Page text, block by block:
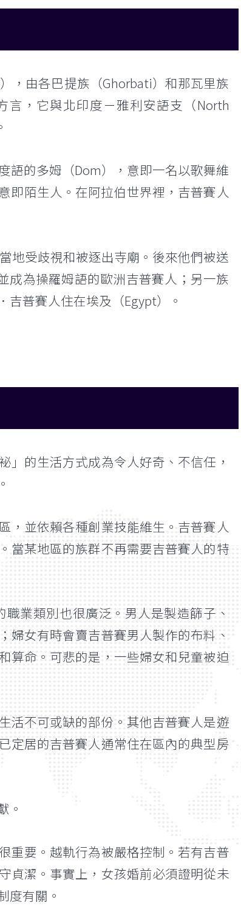
，由各巴提族（Ghorbati）和那瓦里族
言，它與北印度－雅利安語支（North
語的多姆（Dom），意即一名以歌舞維
即陌生人。在阿拉伯世界裡，吉普賽人
地受歧視和被逐出寺廟。後來他們被送
成為操羅姆語的歐洲吉普賽人；另一族
普賽人住在埃及（Egypt）。
的生活方式成為令人好奇、不信任，
，並依賴各種創業技能維生。吉普賽人
當某地區的族群不再需要吉普賽人的特
業類別也很廣泛。男人是製造篩子、
婦女有時會賣吉普賽男人製作的布料、
算命。可悲的是，一些婦女和兒童被迫
活不可或缺的部份。其他吉普賽人是遊
定居的吉普賽人通常住在區內的典型房
。
重要。越軌行為被嚴格控制。若有吉普
貞潔。事實上，女孩婚前必須證明從未
度有關。